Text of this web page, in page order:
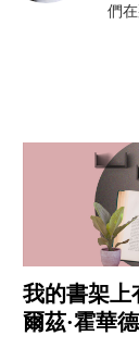
們
我的書架上
爾茲·霍華